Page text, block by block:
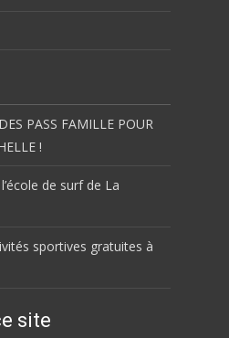
PASS FAMILLE POUR
!
de surf de La
sportives gratuites à
site